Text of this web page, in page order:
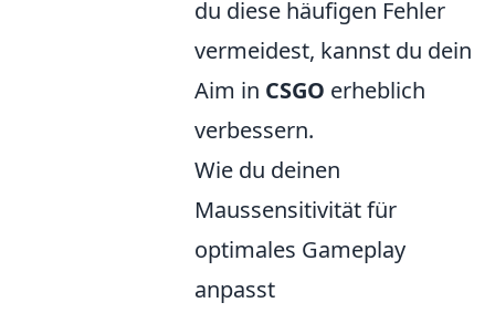
du diese häufigen Fehler
vermeidest, kannst du dein
Aim in CSGO erheblich
verbessern.
Wie du deinen
Maussensitivität für
optimales Gameplay
anpasst